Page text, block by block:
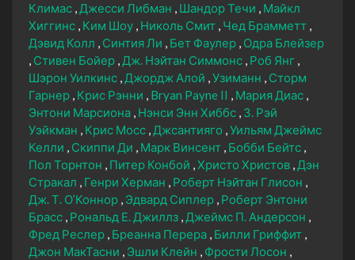
Климас Джесси Либман Шандор Течи
Майкл
Хиггинс Ким Шоу Николь Смит Чед Брамметт
Дэвид Колл
Синтия Ли Бет Фаулер Одра Блейзер
Стивен Бойер Дж. Нэйтан Симмонс Роб Янг
Шэрон Уилкинс Джордж Алой Узиманн
Сторм
Гарнер Крис Рэнни Bryan Payne II
Мария Диас
Энтони Марсиона Нэнси Энн Хиббс З. Рэй
Уэйкман
Крис Мосс Джсантияго Уильям Джеймс
Келли
Скиппи Ди Марк Винсент Бобби Бейтс
Пол Торнтон
Питер Конбой Христо Христов Дэн
Стракал
Генри Херман
Роберт Нэйтан Глисон
Дж. Т. О’Коннор Эдвард Сиплер Роберт Энтони
Брасс Рональд Е. Джиллз Джеймс П. Андерсон
Фред Реслер Бреанна Перера Билли Гриффит
Джон МакТасни
Эшли Клейн
Фрости Лосон